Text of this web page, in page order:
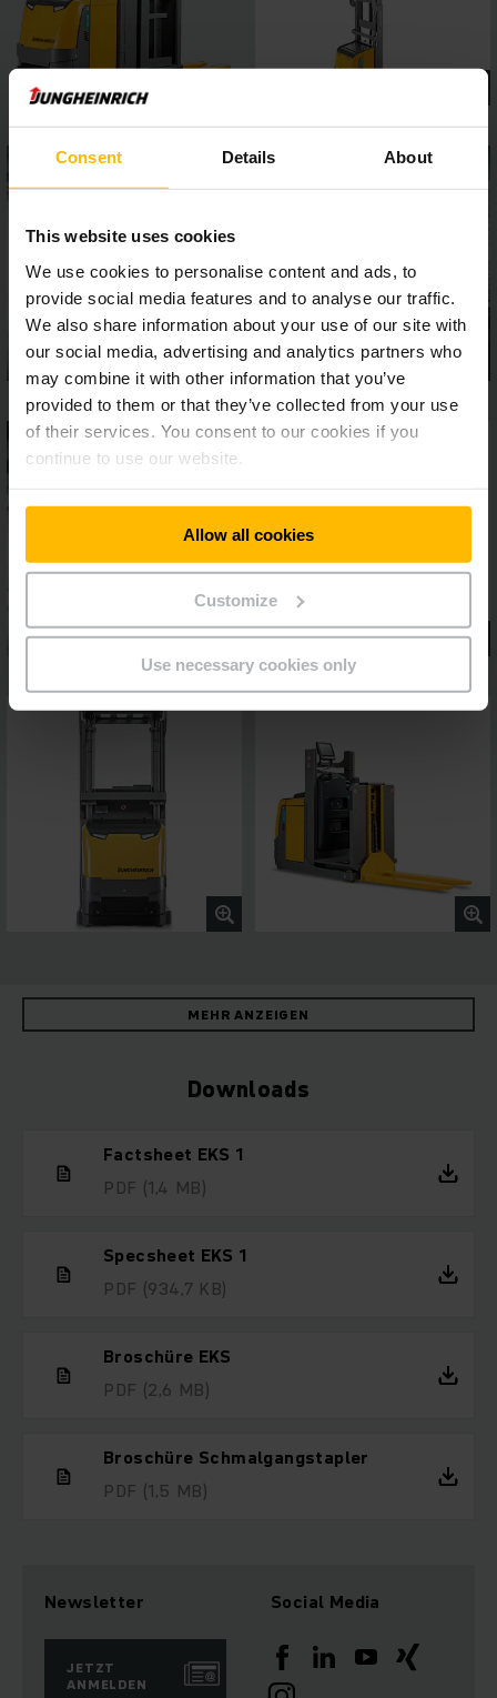
Consent Details About
This website uses cookies
We use cookies to personalise content and ads, to
provide social media features and to analyse our traffic.
We also share information about your use of our site with
our social media, advertising and analytics partners who
may combine it with other information that you’ve
provided to them or that they’ve collected from your use
of their services. You consent to our cookies if you
continue to use our website.
Allow all cookies
Customize
Use necessary cookies only
MEHR ANZEIGEN
Downloads
Factsheet EKS 1
PDF (1,4 MB)
Specsheet EKS 1
PDF (934,7 KB)
Broschüre EKS
PDF (2,6 MB)
Broschüre Schmalgangstapler
PDF (1,5 MB)
Newsletter
JETZT
ANMELDEN
Social Media